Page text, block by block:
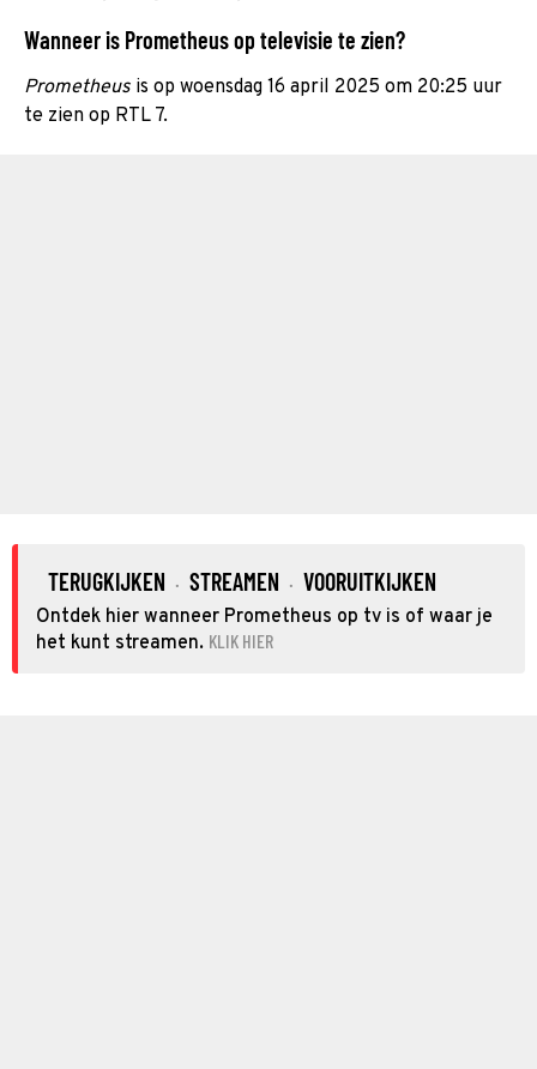
Wanneer is Prometheus op televisie te zien?
Prometheus is op woensdag 16 april 2025 om 20:25 uur
te zien op RTL 7.
TERUGKIJKEN · STREAMEN · VOORUITKIJKEN
Ontdek hier wanneer Prometheus op tv is of waar je
het kunt streamen. KLIK HIER